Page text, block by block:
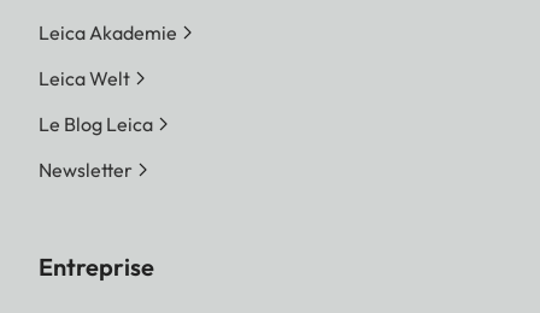
Leica Akademie
Leica Welt
Le Blog Leica
Newsletter
Entreprise